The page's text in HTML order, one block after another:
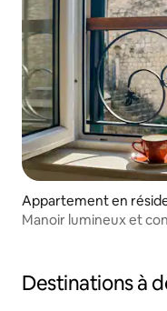
Appartement en
Manoir lumineux et
Destinations à